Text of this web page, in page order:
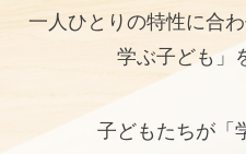
一人ひとりの特性に合
学ぶ子ども」
子どもたちが「